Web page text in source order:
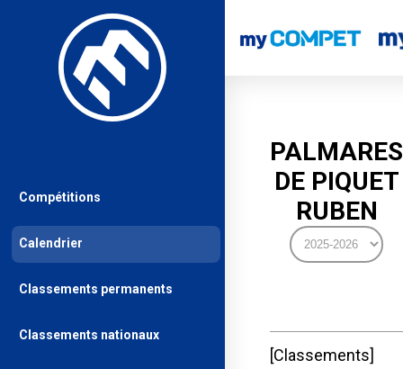
PALMARES
DE PIQUET
RUBEN
Classements
Compétitions
Calendrier
Classements permanents
Classements nationaux